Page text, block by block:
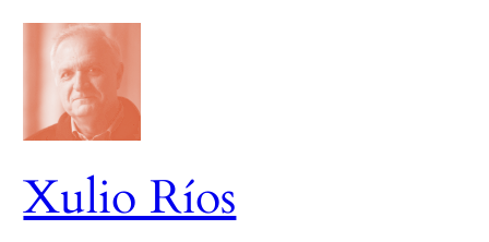
Saltar
contido
Xulio Ríos